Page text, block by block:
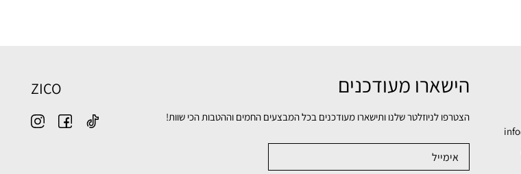
הישארו מעודכנים
הצטרפו לניוזלטר שלנו ותישארו מעודכנים בכל המבצעים החמים וההטבות הכי שוות!
ZICO